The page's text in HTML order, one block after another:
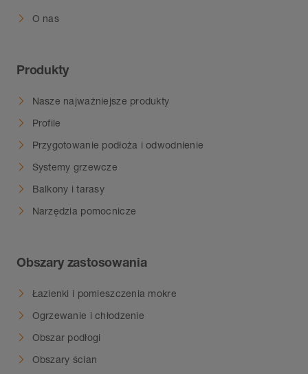
O nas
Produkty
Nasze najważniejsze produkty
Profile
Przygotowanie podłoża i odwodnienie
Systemy grzewcze
Balkony i tarasy
Narzędzia pomocnicze
Obszary zastosowania
Łazienki i pomieszczenia mokre
Ogrzewanie i chłodzenie
Obszar podłogi
Obszary ścian